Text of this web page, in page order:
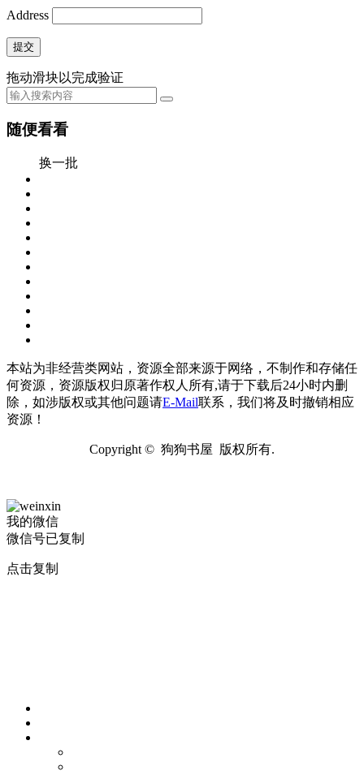
Address
提交
拖动滑块以完成验证
随便看看
换一批
本站为非经营类网站，资源全部来源于网络，不制作和存储任
何资源，资源版权归原著作权人所有,请于下载后24小时内删
除，如涉版权或其他问题请E-Mail联系，我们将及时撤销相应
资源！
Copyright © 狗狗书屋 版权所有.
我的微信
微信号已复制
点击复制